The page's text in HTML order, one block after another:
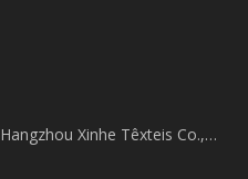
Hangzhou Xinhe Têxteis Co.,